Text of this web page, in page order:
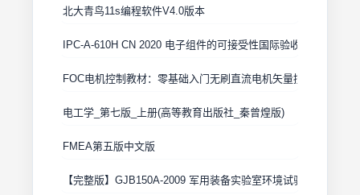
北大青鸟11s编程软件V4.0版本
IPC-A-610H CN 2020 电子组件的可接受性国际验收标准
FOC电机控制教材：零基础入门无刷直流电机矢量控制技术 上
电工学_第七版_上册(高等教育出版社_秦曾煌版)
FMEA第五版中文版
【完整版】GJB150A-2009 军用装备实验室环境试验方法